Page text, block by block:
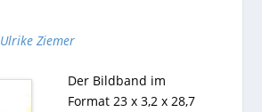
Ulrike Ziemer
Der Bildband im
Format 23 x 3,2 x 28,7